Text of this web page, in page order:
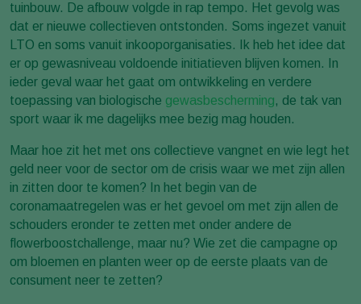
tuinbouw. De afbouw volgde in rap tempo. Het gevolg was
dat er nieuwe collectieven ontstonden. Soms ingezet vanuit
LTO en soms vanuit inkooporganisaties. Ik heb het idee dat
er op gewasniveau voldoende initiatieven blijven komen. In
ieder geval waar het gaat om ontwikkeling en verdere
toepassing van biologische gewasbescherming, de tak van
sport waar ik me dagelijks mee bezig mag houden.
Maar hoe zit het met ons collectieve vangnet en wie legt het
geld neer voor de sector om de crisis waar we met zijn allen
in zitten door te komen? In het begin van de
coronamaatregelen was er het gevoel om met zijn allen de
schouders eronder te zetten met onder andere de
flowerboostchallenge, maar nu? Wie zet die campagne op
om bloemen en planten weer op de eerste plaats van de
consument neer te zetten?